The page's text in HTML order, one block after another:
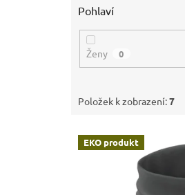
Pohlaví
Ženy 0
Položek k zobrazení:7
V EKO produkt